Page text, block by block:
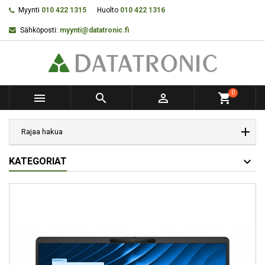
Myynti 010 422 1315 Huolto 010 422 1316
Sähköposti: myynti@datatronic.fi
   shopping_cart0
Rajaa hakua
KATEGORIAT